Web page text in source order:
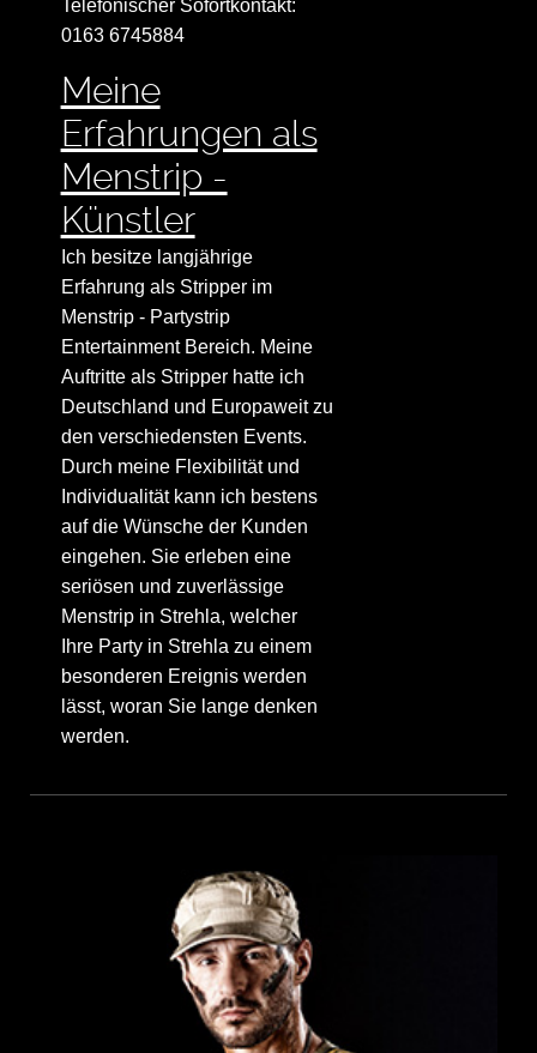
Telefonischer Sofortkontakt:
0163 6745884
Meine
Erfahrungen als
Menstrip -
Künstler
Ich besitze langjährige
Erfahrung als Stripper im
Menstrip - Partystrip
Entertainment Bereich. Meine
Auftritte als Stripper hatte ich
Deutschland und Europaweit zu
den verschiedensten Events.
Durch meine Flexibilität und
Individualität kann ich bestens
auf die Wünsche der Kunden
eingehen. Sie erleben eine
seriösen und zuverlässige
Menstrip in Strehla, welcher
Ihre Party in Strehla zu einem
besonderen Ereignis werden
lässt, woran Sie lange denken
werden.